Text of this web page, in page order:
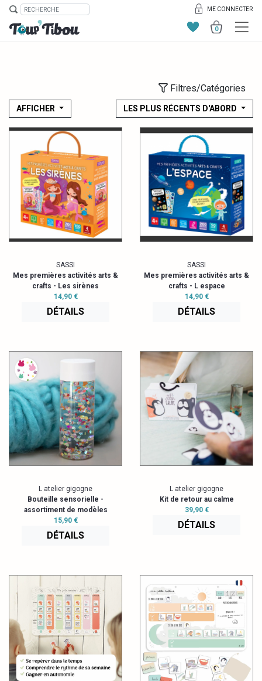
ME CONNECTER
0
Filtres/Catégories
AFFICHER LES PLUS RÉCENTS D'ABORD
SASSI
Mes premières activités arts &
crafts - Les sirènes
14,90 €
DÉTAILS
SASSI
Mes premières activités arts &
crafts - L espace
14,90 €
DÉTAILS
L atelier gigogne
Bouteille sensorielle -
assortiment de modèles
15,90 €
DÉTAILS
L atelier gigogne
Kit de retour au calme
39,90 €
DÉTAILS